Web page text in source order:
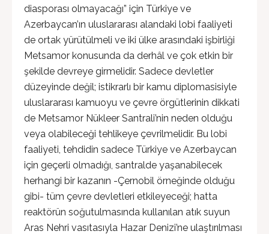
diasporası olmayacağı” için Türkiye ve
Azerbaycan’ın uluslararası alandaki lobi faaliyeti
de ortak yürütülmeli ve iki ülke arasındaki işbirliği
Metsamor konusunda da derhâl ve çok etkin bir
şekilde devreye girmelidir. Sadece devletler
düzeyinde değil; istikrarlı bir kamu diplomasisiyle
uluslararası kamuoyu ve çevre örgütlerinin dikkati
de Metsamor Nükleer Santrali’nin neden olduğu
veya olabileceği tehlikeye çevrilmelidir. Bu lobi
faaliyeti, tehdidin sadece Türkiye ve Azerbaycan
için geçerli olmadığı, santralde yaşanabilecek
herhangi bir kazanın -Çernobil örneğinde olduğu
gibi- tüm çevre devletleri etkileyeceği; hatta
reaktörün soğutulmasında kullanılan atık suyun
Aras Nehri vasıtasıyla Hazar Denizi’ne ulaştırılması